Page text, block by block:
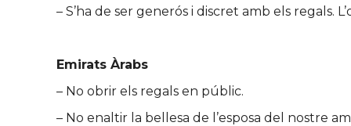
– S’ha de ser generós i discret amb els regals.
Emirats Àrabs
– No obrir els regals en públic.
– No enaltir la bellesa de l’esposa del nostre